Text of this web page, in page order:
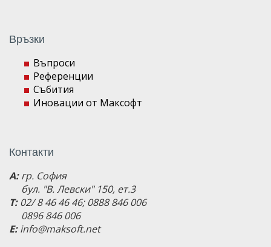
Връзки
Въпроси
Референции
Събития
Иновации от Максофт
Контакти
A:гр. София
бул. "В. Левски" 150, ет.3
T:02/ 8 46 46 46; 0888 846 006
0896 846 006
E:info@maksoft.net